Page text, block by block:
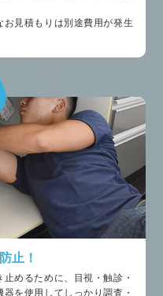
見積もりは別途費用が発生
止！
めるために、目視・触診・
を使用してしっかり調査・